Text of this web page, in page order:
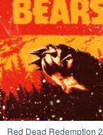
Red Dead Redemption 2